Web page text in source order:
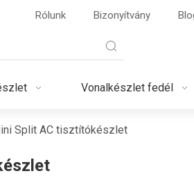
Rólunk Bizonyítvány
Vonalkészlet fedél
Split AC tisztítókészlet